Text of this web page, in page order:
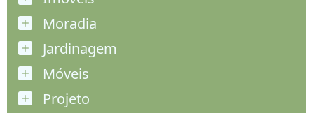
Moradia
Jardinagem
Móveis
Projeto